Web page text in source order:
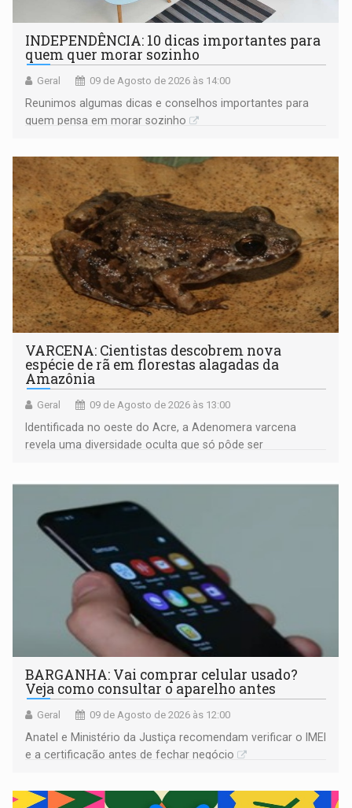
INDEPENDÊNCIA: 10 dicas importantes para
quem quer morar sozinho
Geral 09 de Agosto de 2026 às 14:00
Reunimos algumas dicas e conselhos importantes para
quem pensa em morar sozinho
VARCENA: Cientistas descobrem nova
espécie de rã em florestas alagadas da
Amazônia
Geral 09 de Agosto de 2026 às 13:00
Identificada no oeste do Acre, a Adenomera varcena
revela uma diversidade oculta que só pôde ser
BARGANHA: Vai comprar celular usado?
Veja como consultar o aparelho antes
Geral 09 de Agosto de 2026 às 12:00
Anatel e Ministério da Justiça recomendam verificar o IMEI
e a certificação antes de fechar negócio